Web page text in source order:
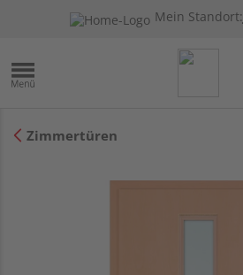
Mein Standort:
Zimmertüren